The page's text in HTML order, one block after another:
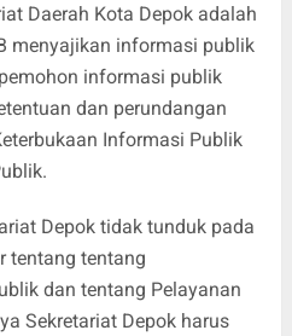
Daerah Kota Depok adalah
menyajikan informasi publik
informasi publik
dan perundangan
Informasi Publik
Depok tidak tunduk pada
tentang tentang
dan tentang Pelayanan
Sekretariat Depok harus